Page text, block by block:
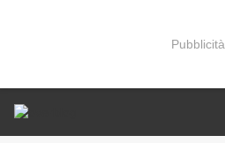
Pubblicità